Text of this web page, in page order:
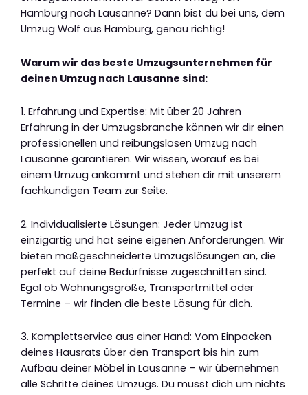
Hamburg nach Lausanne? Dann bist du bei uns, dem
Umzug Wolf aus Hamburg, genau richtig!
Warum wir das beste Umzugsunternehmen für
deinen Umzug nach Lausanne sind:
1. Erfahrung und Expertise: Mit über 20 Jahren
Erfahrung in der Umzugsbranche können wir dir einen
professionellen und reibungslosen Umzug nach
Lausanne garantieren. Wir wissen, worauf es bei
einem Umzug ankommt und stehen dir mit unserem
fachkundigen Team zur Seite.
2. Individualisierte Lösungen: Jeder Umzug ist
einzigartig und hat seine eigenen Anforderungen. Wir
bieten maßgeschneiderte Umzugslösungen an, die
perfekt auf deine Bedürfnisse zugeschnitten sind.
Egal ob Wohnungsgröße, Transportmittel oder
Termine – wir finden die beste Lösung für dich.
3. Komplettservice aus einer Hand: Vom Einpacken
deines Hausrats über den Transport bis hin zum
Aufbau deiner Möbel in Lausanne – wir übernehmen
alle Schritte deines Umzugs. Du musst dich um nichts